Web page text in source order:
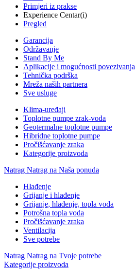
Primjeri iz prakse
Experience Centar(i)
Pregled
Garancija
Održavanje
Stand By Me
Aplikacije i mogućnosti povezivanja
Tehnička podrška
Mreža naših partnera
Sve usluge
Klima-uređaji
Toplotne pumpe zrak-voda
Geotermalne toplotne pumpe
Hibridne toplotne pumpe
Pročišćavanje zraka
Kategorije proizvoda
Natrag Natrag na Naša ponuda
Hlađenje
Grijanje i hlađenje
Grijanje, hlađenje, topla voda
Potrošna topla voda
Pročišćavanje zraka
Ventilacija
Sve potrebe
Natrag Natrag na Tvoje potrebe
Kategorije proizvoda